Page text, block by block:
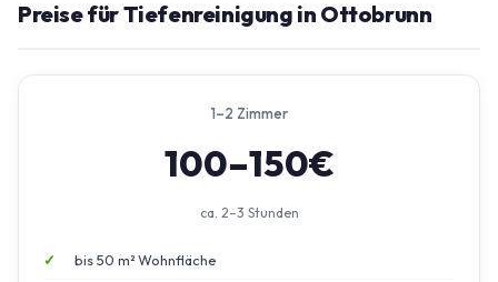
Preise für Tiefenreinigung in Ottobrunn
1–2 Zimmer
100–150€
ca. 2–3 Stunden
bis 50 m² Wohnfläche